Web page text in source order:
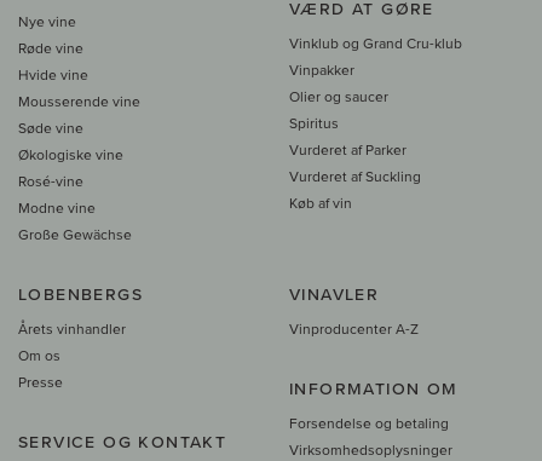
Nye vine
Røde vine
Hvide vine
Mousserende vine
Søde vine
Økologiske vine
Rosé-vine
Modne vine
Große Gewächse
VÆRD AT GØRE
Vinklub og Grand Cru-klub
Vinpakker
Olier og saucer
Spiritus
Vurderet af Parker
Vurderet af Suckling
Køb af vin
LOBENBERGS
Årets vinhandler
Om os
Presse
SERVICE OG KONTAKT
VINAVLER
Vinproducenter A-Z
INFORMATION OM
Forsendelse og betaling
Virksomhedsoplysninger